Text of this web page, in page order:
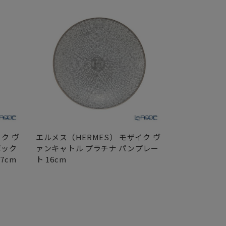
ヴ
ク
エルメス（HERMES） モザイク ヴ
ァンキャトル プラチナ パンプレー
ト 16cm